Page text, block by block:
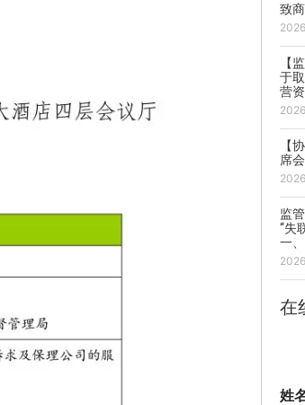
致
【
于
营
【
席
监
“失
一
在
姓